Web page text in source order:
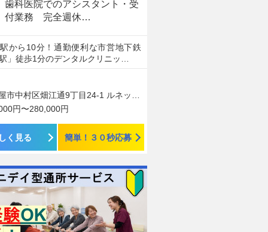
歯科医院でのアシスタント・受
付業務 完全週休…
から10分！通勤便利な市営地下鉄
」徒歩1分のデンタルクリニッ…
中村区畑江通9丁目24-1 ルネッサ岩塚1階
円〜280,000円
く見る 簡単！３０秒応募